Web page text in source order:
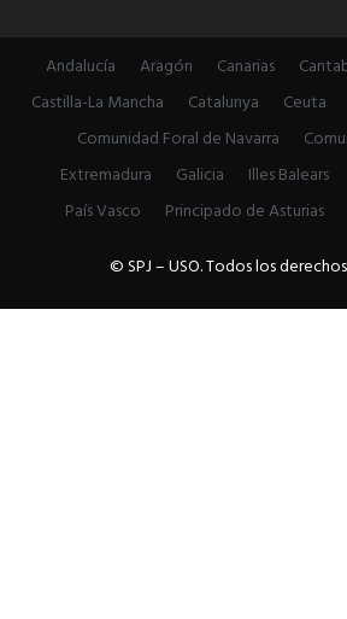
Andalucía Aragón Canarias
Castilla-La Mancha
Catalunya Ceuta
Comunidad Foral de Navarra
Extremadura
Galicia Illes Balears
País Vasco
Principado de Asturias
© SPJ – USO. Todos los